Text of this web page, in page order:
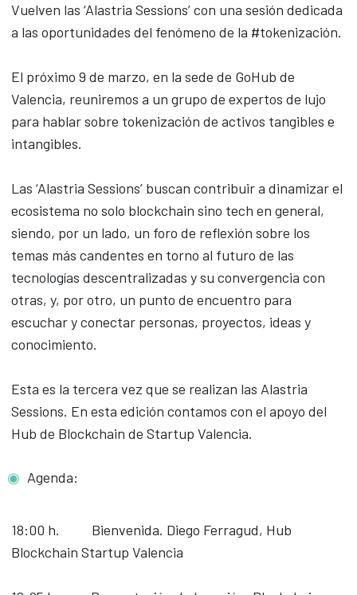
Vuelven las ‘Alastria Sessions’ con una sesión dedicada
a las oportunidades del fenómeno de la #tokenización.
El próximo 9 de marzo, en la sede de GoHub de
Valencia, reuniremos a un grupo de expertos de lujo
para hablar sobre tokenización de activos tangibles e
intangibles.
Las ‘Alastria Sessions’ buscan contribuir a dinamizar el
ecosistema no solo blockchain sino tech en general,
siendo, por un lado, un foro de reflexión sobre los
temas más candentes en torno al futuro de las
tecnologías descentralizadas y su convergencia con
otras, y, por otro, un punto de encuentro para
escuchar y conectar personas, proyectos, ideas y
conocimiento.
Esta es la tercera vez que se realizan las Alastria
Sessions. En esta edición contamos con el apoyo del
Hub de Blockchain de Startup Valencia.
Agenda:
18:00 h. Bienvenida. Diego Ferragud, Hub
Blockchain Startup Valencia